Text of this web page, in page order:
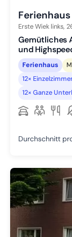
Erste Wiek links,
Gemütliches
und
Ferienhaus
12×
12× Ganze
Durchschnitt